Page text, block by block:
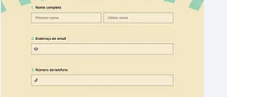
webinar gratuito do forms.app
seu webinar!